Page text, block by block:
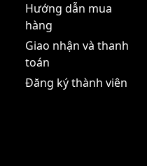
Hướng dẫn mua
hàng
Giao nhận và thanh
toán
Đăng ký thành viên